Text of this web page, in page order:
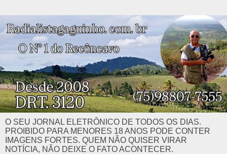
O SEU JORNAL ELETRÔNICO DE TODOS OS DIAS.
PROIBIDO PARA MENORES 18 ANOS PODE CONTER
IMAGENS FORTES. QUEM NÃO QUISER VIRAR
NOTÍCIA, NÃO DEIXE O FATO ACONTECER.